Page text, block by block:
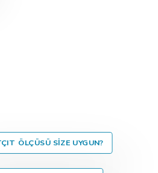
ÖLÇÜSÜ SIZE UYGUN?